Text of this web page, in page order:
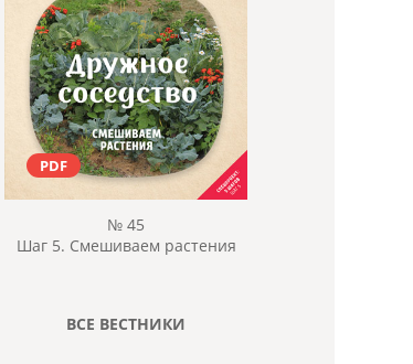
PDF
№ 45
Шаг 5. Смешиваем растения
ВСЕ ВЕСТНИКИ